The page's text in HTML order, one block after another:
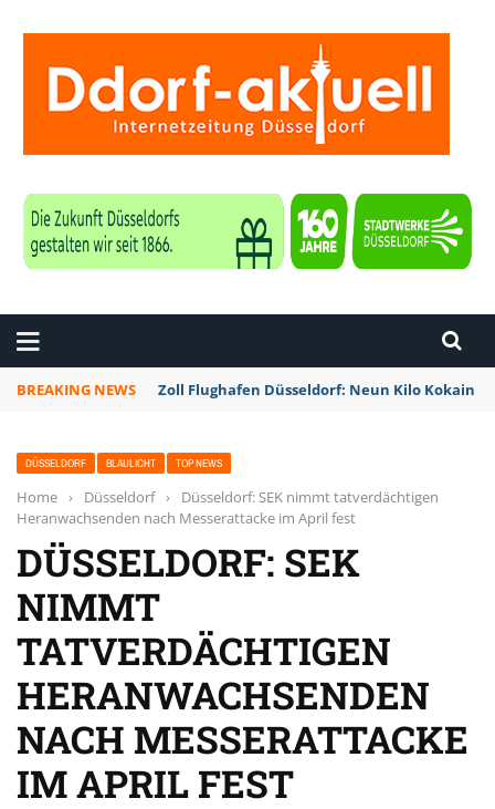
BREAKING NEWS Zoll Flughafen Düsseldorf: Neun Kilo Kokain
DÜSSELDORF BLAULICHT TOP NEWS
Home › Düsseldorf ›
Düsseldorf: SEK nimmt tatverdächtigen
Heranwachsenden nach Messerattacke im April fest
DÜSSELDORF: SEK
NIMMT
TATVERDÄCHTIGEN
HERANWACHSENDEN
NACH MESSERATTACKE
IM APRIL FEST